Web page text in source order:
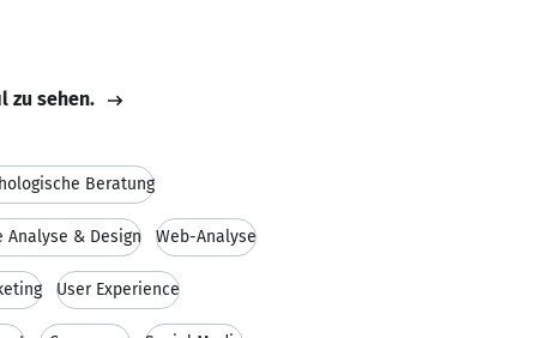
zu sehen.
Beratung
& Design Web-Analyse
User Experience